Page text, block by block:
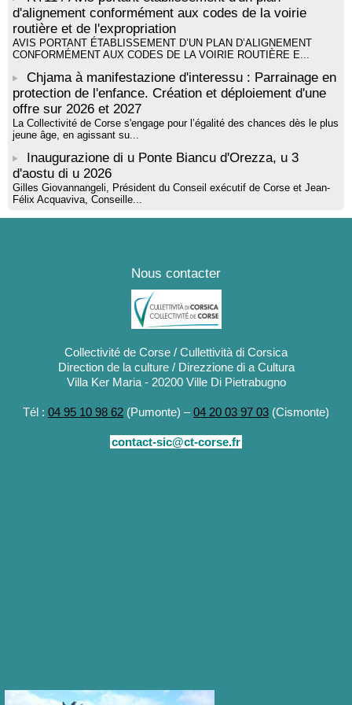
d'alignement conformément aux codes de la voirie
routière et de l'expropriation
AVIS PORTANT ÉTABLISSEMENT D’UN PLAN D’ALIGNEMENT
CONFORMÉMENT AUX CODES DE LA VOIRIE ROUTIÈRE E...
Chjama à manifestazione d'interessu : Parrainage en
protection de l'enfance. Création et déploiement d'une
offre sur 2026 et 2027
La Collectivité de Corse s'engage pour l’égalité des chances dès le plus
jeune âge, en agissant su...
Inaugurazione di u Ponte Biancu d'Orezza, u 3
d'aostu di u 2026
Gilles Giovannangeli, Président du Conseil exécutif de Corse et Jean-
Félix Acquaviva, Conseille...
Nous contacter
Collectivité de Corse / Cullettività di Corsica
Direction de la culture / Direzzione di a Cultura
Villa Ker Maria - 20200 Ville Di Pietrabugno
Tél : 04 95 10 98 62 (Pumonte) –04 20 03 97 03 (Cismonte)
contact-sic@ct-corse.fr